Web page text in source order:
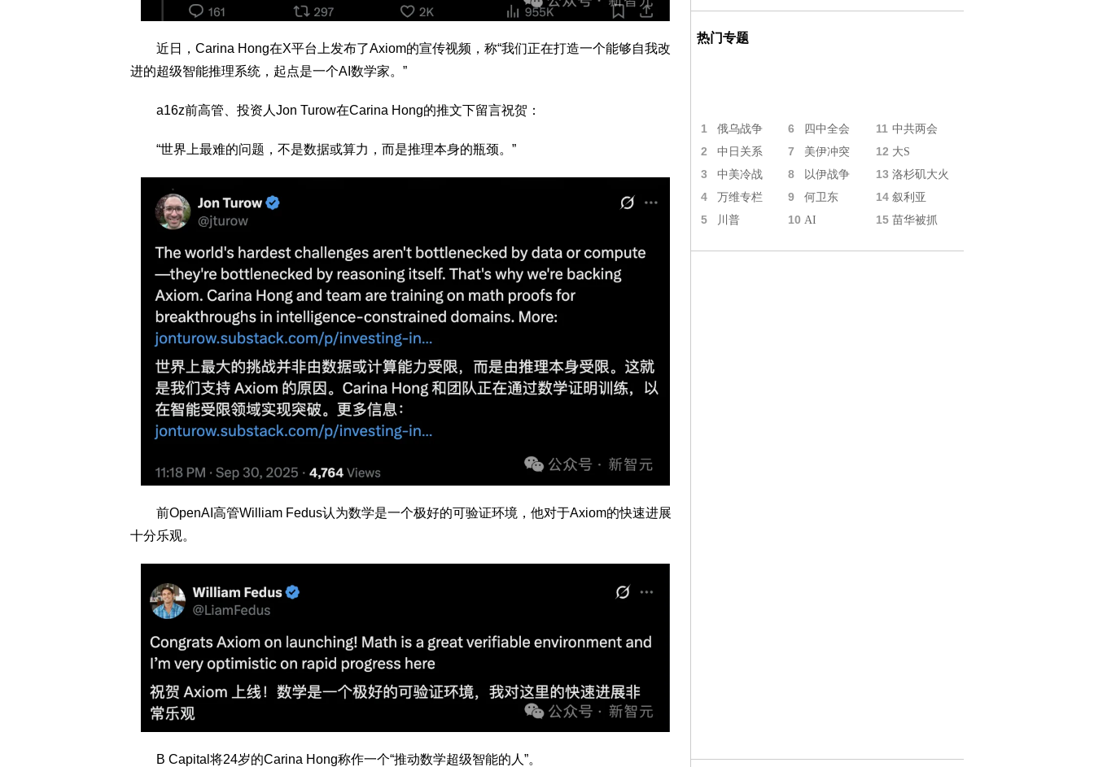
近日，Carina Hong在X平台上发布了Axiom的宣传视频，称“我们正在打造一个能够自我改
进的超级智能推理系统，起点是一个AI数学家。”
a16z前高管、投资人Jon Turow在Carina Hong的推文下留言祝贺：
“世界上最难的问题，不是数据或算力，而是推理本身的瓶颈。”
前OpenAI高管William Fedus认为数学是一个极好的可验证环境，他对于Axiom的快速进展
十分乐观。
B Capital将24岁的Carina Hong称作一个“推动数学超级智能的人”。
热门专题
1 俄乌战争 6 四中全会 11 中共两会
2 中日关系 7 美伊冲突 12 大S
3 中美冷战 8 以伊战争 13 洛杉矶大火
4 万维专栏 9 何卫东 14 叙利亚
5 川普 10 AI 15 苗华被抓